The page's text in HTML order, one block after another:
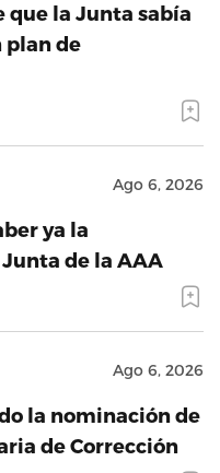
que la Junta sabía
plan de
Ago 6, 2026
ya la
de la AAA
Ago 6, 2026
la nominación de
de Corrección